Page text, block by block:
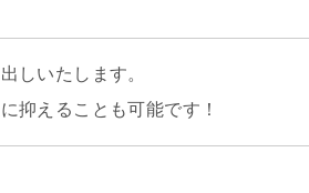
しいたします。
抑えることも可能です！